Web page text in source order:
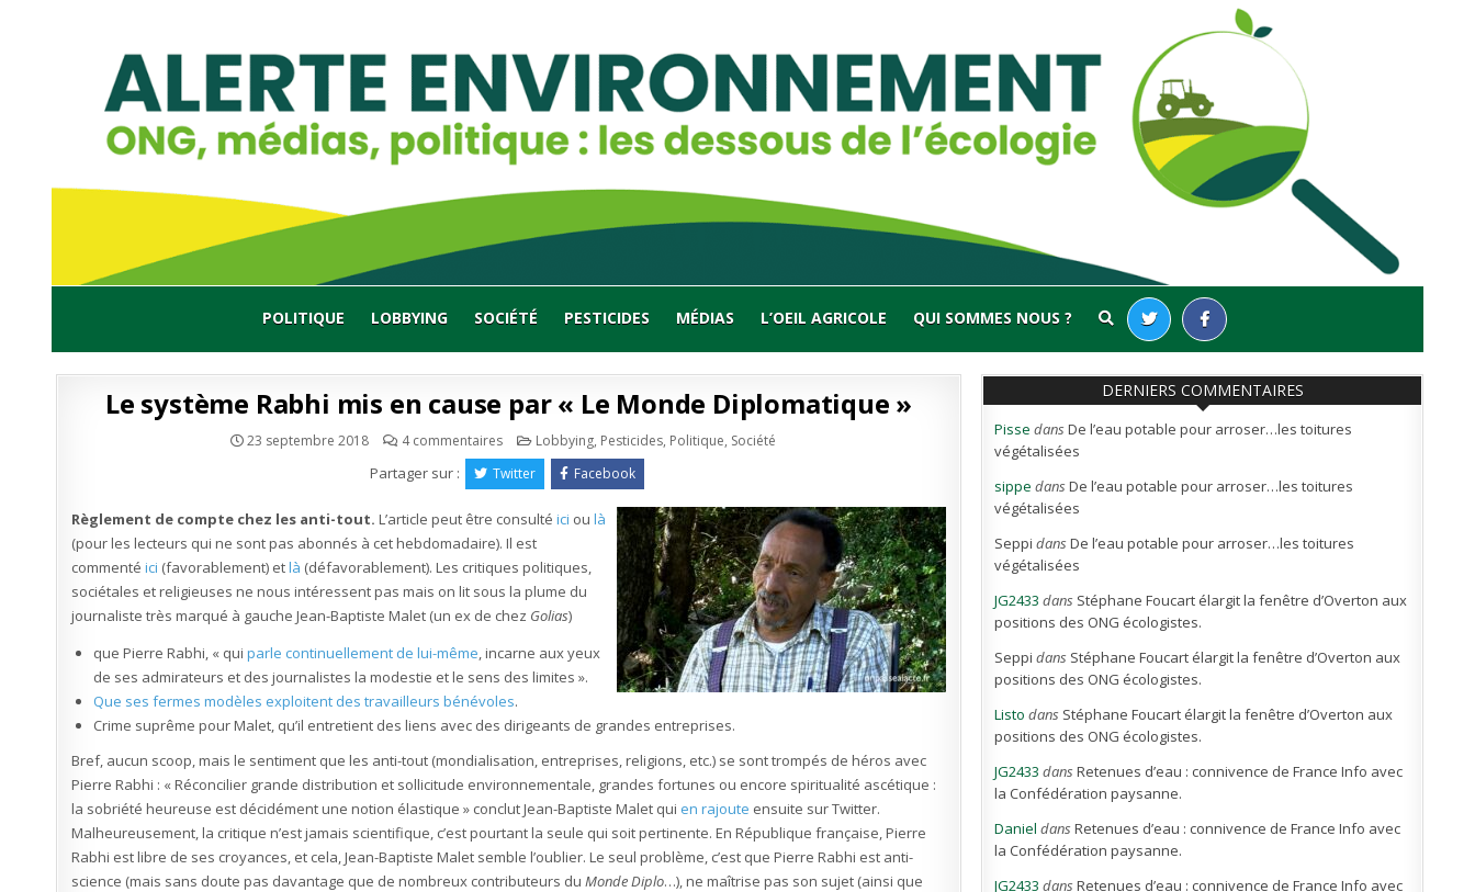
POLITIQUE LOBBYING SOCIÉTÉ PESTICIDES MÉDIAS L’OEIL AGRICOLE QUI SOMMES NOUS ?
Le système Rabhi mis en cause par « Le Monde Diplomatique »
23 septembre 2018 4 commentairessur
système
Rabhi
mis
cause
« Le
Monde
Diplomatique »
Publié
Lobbying, Pesticides, Politique, Société
Partager sur : Twitter Facebook
Règlement de compte chez les anti-tout. L’article peut être consultéici oulà
(pour les lecteurs qui ne sont pas abonnés à cet hebdomadaire). Il est
commentéici (favorablement) etlà (défavorablement). Les critiques politiques,
sociétales et religieuses ne nous intéressent pas mais on lit sous la plume du
journaliste très marqué à gauche Jean-Baptiste Malet (un ex de chez Golias)
que Pierre Rabhi, « quiparle continuellement de lui-même, incarne aux yeux
de ses admirateurs et des journalistes la modestie et le sens des limites ».
Que ses fermes modèles exploitent des travailleurs bénévoles.
Crime suprême pour Malet, qu’il entretient des liens avec des dirigeants de grandes entreprises.
Bref, aucun scoop, mais le sentiment que les anti-tout (mondialisation, entreprises, religions, etc.) se sont trompés de héros avec
Pierre Rabhi : « Réconcilier grande distribution et sollicitude environnementale, grandes fortunes ou encore spiritualité ascétique :
la sobriété heureuse est décidément une notion élastique » conclut Jean-Baptiste Malet qui en rajoute ensuite sur Twitter.
Malheureusement, la critique n’est jamais scientifique, c’est pourtant la seule qui soit pertinente. En République française, Pierre
Rabhi est libre de ses croyances, et cela, Jean-Baptiste Malet semble l’oublier. Le seul problème, c’est que Pierre Rabhi est anti-
science (mais sans doute pas davantage que de nombreux contributeurs duMonde Diplo…), ne maîtrise pas son sujet (ainsi que
DERNIERS COMMENTAIRES
Pisse dansDe l’eau potable pour arroser…les toitures
végétalisées
sippe dansDe l’eau potable pour arroser…les toitures
végétalisées
Seppi dansDe l’eau potable pour arroser…les toitures
végétalisées
JG2433 dans Stéphane Foucart élargit la fenêtre d’Overton aux
positions des ONG écologistes.
Seppi dans Stéphane Foucart élargit la fenêtre d’Overton aux
positions des ONG écologistes.
Listo dans Stéphane Foucart élargit la fenêtre d’Overton aux
positions des ONG écologistes.
JG2433 dansRetenues d’eau : connivence de France Info avec
la Confédération paysanne.
Daniel dansRetenues d’eau : connivence de France Info avec
la Confédération paysanne.
JG2433 dansRetenues d’eau : connivence de France Info avec